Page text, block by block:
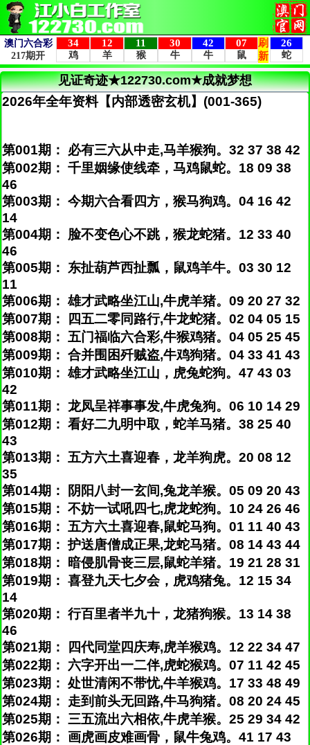
见证奇迹★122730.com★成就梦想
2026年全年资料【内部透密玄机】(001-365)
第001期： 必有三六从中走,马羊猴狗。32 37 38 42
第002期： 千里姻缘使线牵，马鸡鼠蛇。18 09 38
46
第003期： 今期六合看四方，猴马狗鸡。04 16 42
14
第004期： 脸不变色心不跳，猴龙蛇猪。12 33 40
46
第005期： 东扯葫芦西扯瓢，鼠鸡羊牛。03 30 12
11
第006期： 雄才武略坐江山,牛虎羊猪。09 20 27 32
第007期： 四五二零同路行,牛龙蛇猪。02 04 05 15
第008期： 五门福临六合彩,牛猴鸡猪。04 05 25 45
第009期： 合并围困歼贼盗,牛鸡狗猪。04 33 41 43
第010期： 雄才武略坐江山，虎兔蛇狗。47 43 03
42
第011期： 龙凤呈祥事事发,牛虎兔狗。06 10 14 29
第012期： 看好二九明中取，蛇羊马猪。38 25 40
43
第013期： 五方六土喜迎春，龙羊狗虎。20 08 12
35
第014期： 阴阳八封一玄间,兔龙羊猴。05 09 20 43
第015期： 不妨一试吼四七,虎龙蛇狗。10 24 26 46
第016期： 五方六土喜迎春,鼠蛇马狗。01 11 40 43
第017期： 护送唐僧成正果,龙蛇马猪。08 14 43 44
第018期： 暗侵肌骨丧三层,鼠蛇羊猪。19 21 28 31
第019期： 喜登九天七夕会，虎鸡猪兔。12 15 34
14
第020期： 行百里者半九十，龙猪狗猴。13 14 38
46
第021期： 四代同堂四庆寿,虎羊猴鸡。12 22 34 47
第022期： 六字开出一二伴,虎蛇猴鸡。07 11 42 45
第023期： 处世清闲不带忧,牛羊猴鸡。17 33 48 49
第024期： 走到前头无回路,牛马狗猪。08 20 24 45
第025期： 三五流出六相依,牛虎羊猴。25 29 34 42
第026期： 画虎画皮难画骨，鼠牛兔鸡。41 17 43